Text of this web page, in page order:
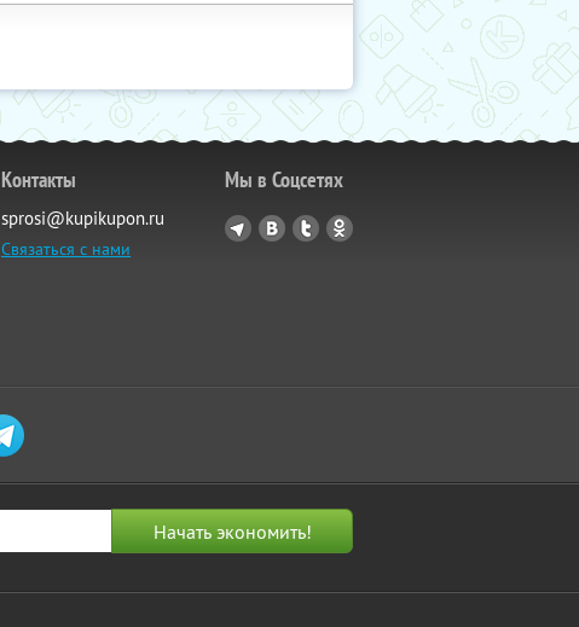
Контакты
sprosi@kupikupon.ru
Связаться с нами
Мы в Соцсетях